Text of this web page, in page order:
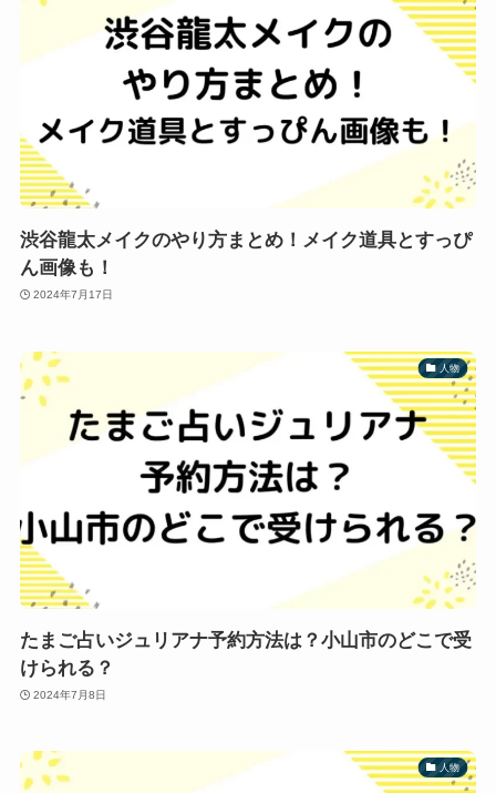
渋谷龍太メイクのやり方まとめ！メイク道具とすっぴ
ん画像も！
2024年7月17日
人物
たまご占いジュリアナ予約方法は？小山市のどこで受
けられる？
2024年7月8日
人物